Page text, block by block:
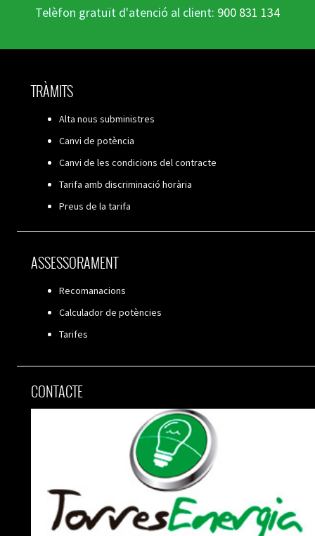
Telèfon gratuït d'atenció al client: 900 831 134
TRÀMITS
Alta nous subministres
Canvi de potència
Canvi de les condicions del contracte
Tarifa amb discriminació horària
Preus de la tarifa
ASSESSORAMENT
Recomanacions
Calculador de potències
Tarifes
CONTACTE